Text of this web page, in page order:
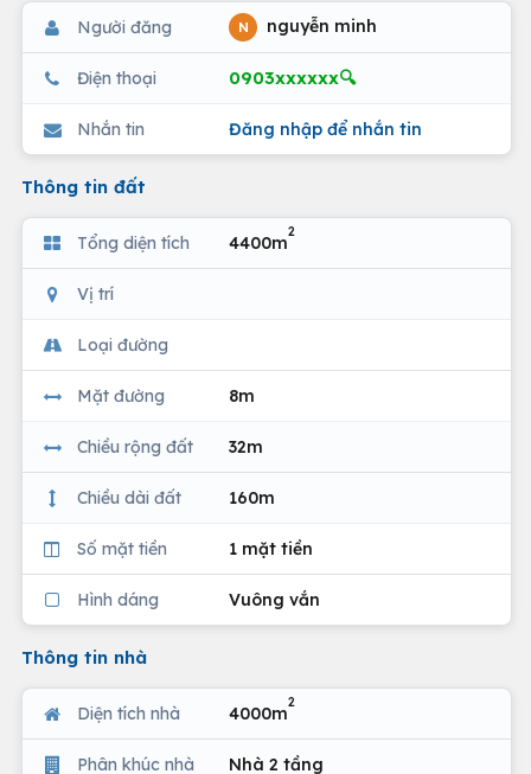
Người đăng N nguyễn minh
Điện thoại 0903xxxxxx🔍
Nhắn tin Đăng nhập để nhắn tin
Thông tin đất
Tổng diện tích 4400m
2
Vị trí
Loại đường
Mặt đường 8m
Chiều rộng đất 32m
Chiều dài đất 160m
Số mặt tiền 1 mặt tiền
Hình dáng Vuông vắn
Thông tin nhà
Diện tích nhà 4000m
2
Phân khúc nhà Nhà 2 tầng